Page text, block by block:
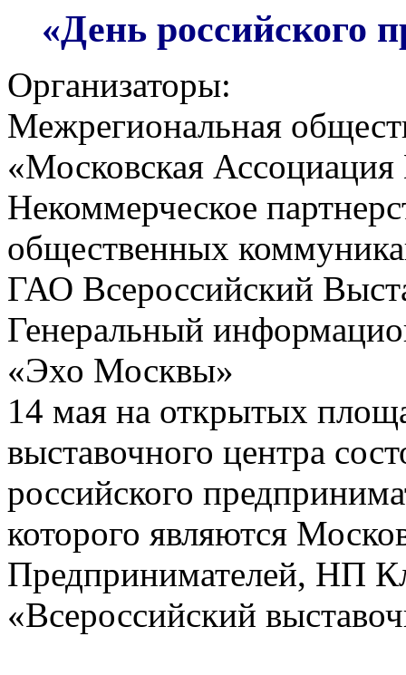
«День российского
Организаторы:
Межрегиональная
«Московская
Некоммерческое
общественных
ГАО Всероссийский
Генеральный
«Эхо Москвы»
14 мая на открытых
выставочного центра
российского
которого являются
Предпринимателей, НП
«Всероссийский